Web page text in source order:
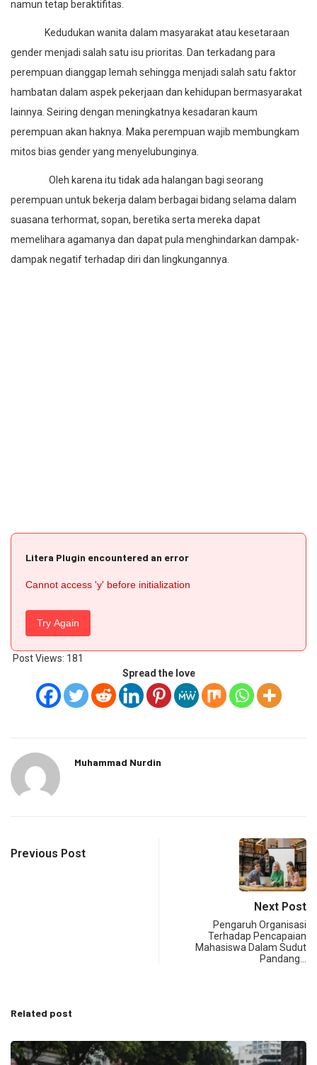
namun tetap beraktifitas.
Kedudukan wanita dalam masyarakat atau kesetaraan
gender menjadi salah satu isu prioritas. Dan terkadang para
perempuan dianggap lemah sehingga menjadi salah satu faktor
hambatan dalam aspek pekerjaan dan kehidupan bermasyarakat
lainnya. Seiring dengan meningkatnya kesadaran kaum
perempuan akan haknya. Maka perempuan wajib membungkam
mitos bias gender yang menyelubunginya.
Oleh karena itu tidak ada halangan bagi seorang
perempuan untuk bekerja dalam berbagai bidang selama dalam
suasana terhormat, sopan, beretika serta mereka dapat
memelihara agamanya dan dapat pula menghindarkan dampak-
dampak negatif terhadap diri dan lingkungannya.
Litera Plugin encountered an error
Cannot access 'y' before initialization
Try Again
Post Views: 181
Spread the love
Muhammad Nurdin
Previous Post
Next Post
Pengaruh Organisasi
Terhadap Pencapaian
Mahasiswa Dalam Sudut
Pandang…
Related post